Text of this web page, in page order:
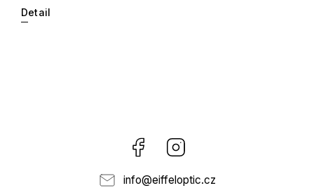
Detail
Facebook
info@eiffeloptic.cz